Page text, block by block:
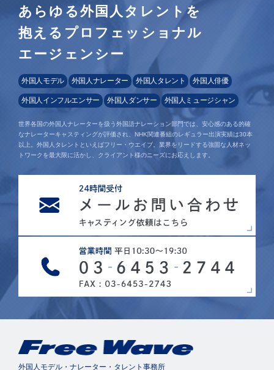
あらゆる外国人タレントを
抱えるプロフェッショナル
エージェンシー
外国人モデル 外国人ナレーター 外国人タレント 外国人俳優
外国人インフルエンサー 外国人ダンサー 外国人ミュージシャン
世界各国の外国人ナレーターを扱う外国語ナレーション部門では、安心感のある的確
なナレーターキャスティングが評価され、NHK関連番組のレギュラー出演実績は30本
以上。外国人タレントといえばフリー・ウエイブ。業界をリードする強固な人材ネッ
トワークを最大限に活かし、クライアント様のニーズにお応えします。
外国人モデル・ナレーター・タレント事務所